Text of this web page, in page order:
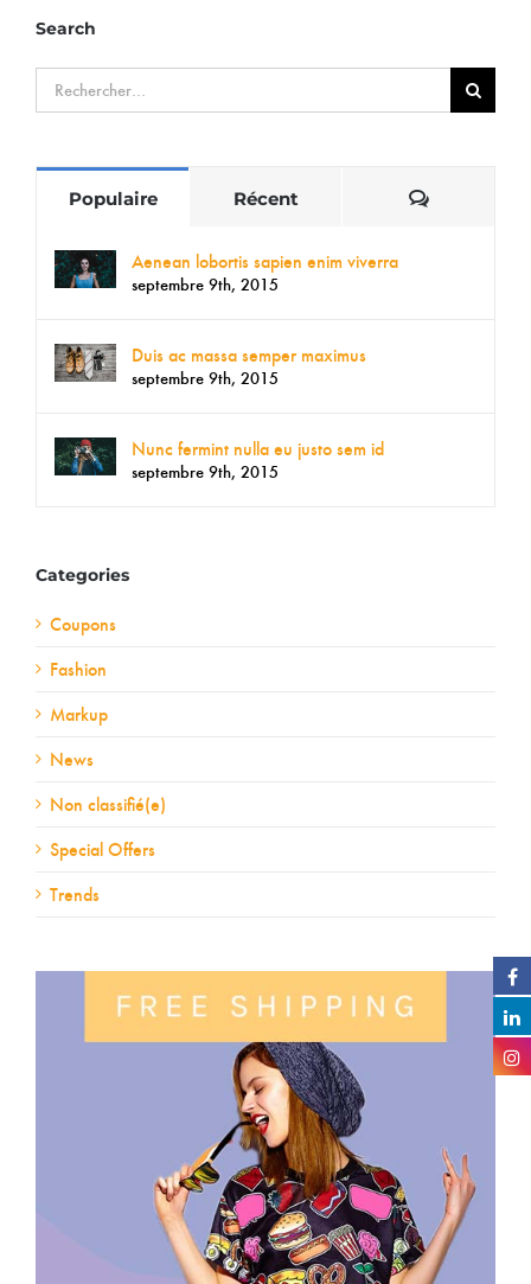
Search
Rechercher:
Populaire Récent
Aenean lobortis sapien enim viverra
septembre 9th, 2015
Duis ac massa semper maximus
septembre 9th, 2015
Nunc fermint nulla eu justo sem id
septembre 9th, 2015
Categories
Coupons
Fashion
Markup
News
Non classifié(e)
Special Offers
Trends